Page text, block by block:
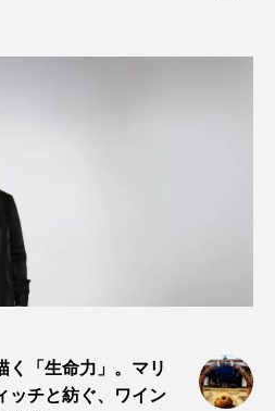
く「生命力」。マリ
ッチと紡ぐ、ワイン